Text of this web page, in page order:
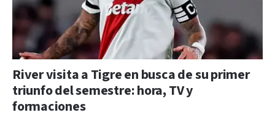
River visita a Tigre en busca de su primer
triunfo del semestre: hora, TV y
formaciones